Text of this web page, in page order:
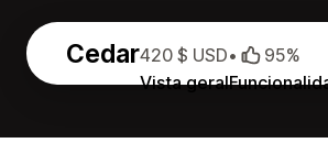
Cedar
Vista geral
420 $ USD• 95%